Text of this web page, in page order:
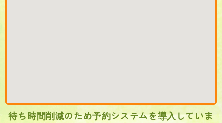
待ち時間削減のため予約システムを導入していま